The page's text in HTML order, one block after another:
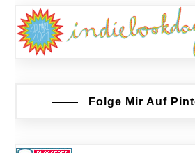
Folge Mir Auf